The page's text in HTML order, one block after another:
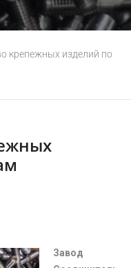
крепежных изделий по
Завод